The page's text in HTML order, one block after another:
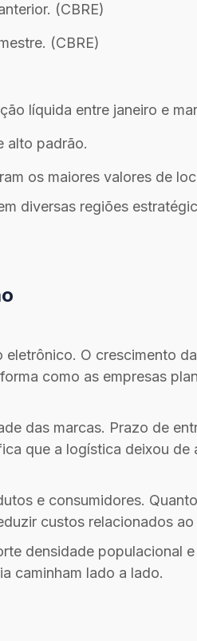
(CBRE)
(CBRE)
líquida entre janeiro e
alto padrão.
os maiores valores de
diversas regiões
O crescimento
como as empresas
das marcas. Prazo de
que a logística deixou de
e consumidores.
custos relacionados
densidade populacional
caminham lado a lado.